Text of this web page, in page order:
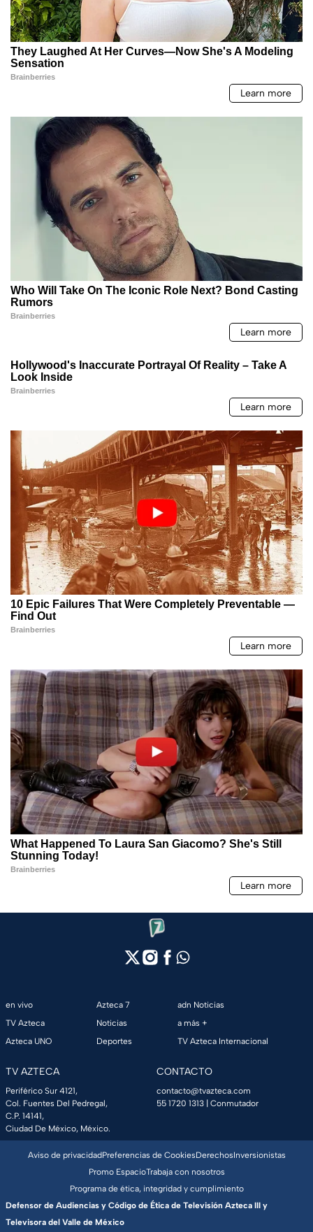
en vivo
TV Azteca
Azteca UNO
Azteca 7
Noticias
Deportes
adn Noticias
a más +
TV Azteca Internacional
TV AZTECA
Periférico Sur 4121,
Col. Fuentes Del Pedregal,
C.P. 14141,
Ciudad De México, México.
CONTACTO
contacto@tvazteca.com
55 1720 1313 | Conmutador
Aviso de privacidadPreferencias de CookiesDerechosInversionistas
Promo EspacioTrabaja con nosotros
Programa de ética, integridad y cumplimiento
Defensor de Audiencias y Código de Ética de Televisión Azteca III y
Televisora del Valle de México